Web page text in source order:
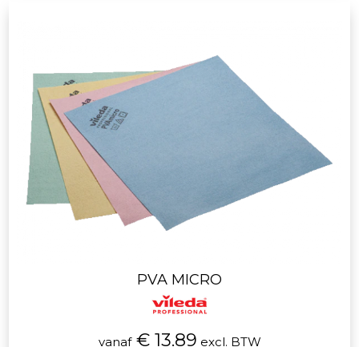
PVA MICRO
vanaf€ 13.89 excl. BTW